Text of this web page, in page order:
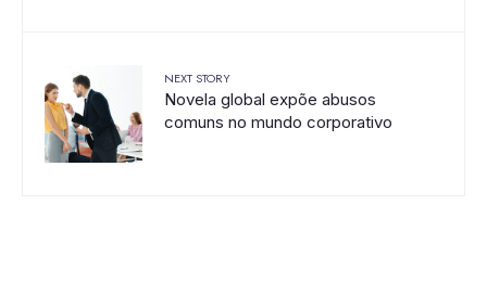
NEXT STORY
Novela global expõe abusos
comuns no mundo corporativo